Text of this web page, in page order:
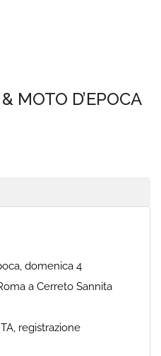
MOTO D’EPOCA
domenica 4
a Cerreto Sannita
registrazione